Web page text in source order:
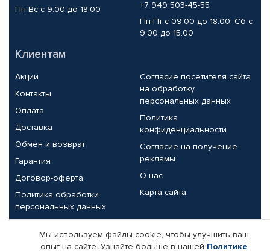
Пн-Вс с 9.00 до 18.00
+7 949 503-45-55
Пн-Пт с 09.00 до 18.00, Сб с
9.00 до 15.00
Клиентам
Акции
Контакты
Оплата
Доставка
Обмен и возврат
Гарантия
Договор-оферта
Политика обработки
персональных данных
Согласие посетителя сайта
на обработку
персональных данных
Политика
конфиденциальности
Согласие на получение
рекламы
О нас
Карта сайта
Партнерам
Мы используем файлы cookie, чтобы улучшить ваш
опыт на сайте. Узнайте больше в нашей Политике